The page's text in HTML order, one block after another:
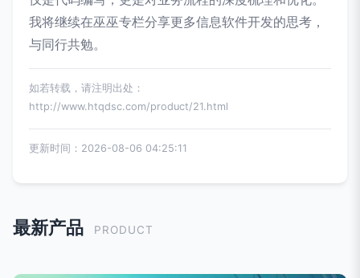
我将继续在巫巫专栏分享更多信息软件开发的思考，
与同行共勉。
如若转载，请注明出处：
http://www.htqdsc.com/product/21.html
更新时间：2026-08-06 04:25:11
最新产品 PRODUCT